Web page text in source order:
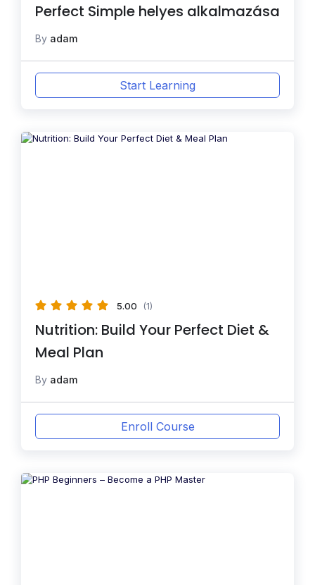
Perfect Simple helyes alkalmazása
By adam
Start Learning
5.00 (1)
Nutrition: Build Your Perfect Diet &
Meal Plan
By adam
Enroll Course